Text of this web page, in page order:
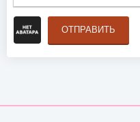
ОТПРАВИТЬ